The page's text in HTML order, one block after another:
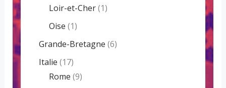
Loir-et-Cher(1)
Oise (1)
Grande-Bretagne (6)
Italie (17)
Rome (9)